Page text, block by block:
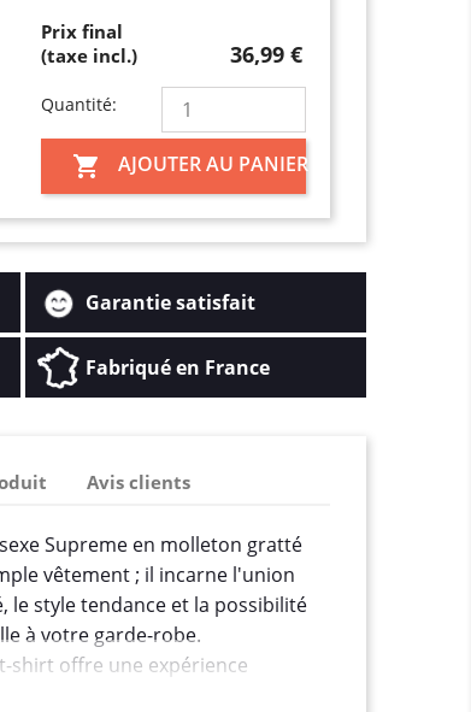
Prix final
(taxe incl.)
36,99 €
Quantité:
 AJOUTER AU PANIER
Garantie satisfait
Fabriqué en France
Avis clients
Supreme en molleton gratté
vêtement ; il incarne l'union
le style tendance et la possibilité
à votre garde-robe.
shirt offre une expérience
en permettant une